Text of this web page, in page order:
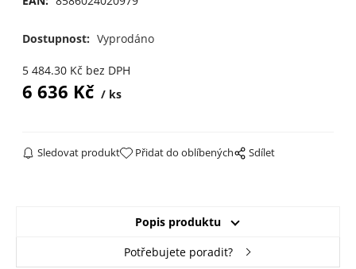
Dostupnost: Vyprodáno
5 484.30Kč bez DPH
6 636 Kč ks
Sledovat produkt Přidat do oblíbených Sdílet
Popis produktu
Potřebujete poradit?